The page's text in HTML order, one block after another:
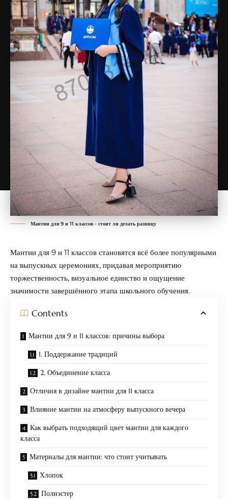
Мантии для 9 и 11 классов - стоит ли делать разницу
Мантии для 9 и 11 классов становятся всё более популярными
на выпускных церемониях, придавая мероприятию
торжественность, визуальное единство и ощущение
значимости завершённого этапа школьного обучения.
Contents
Мантии для 9 и 11 классов: причины выбора
1. Поддержание традиций
2. Объединение класса
Отличия в дизайне мантии для 11 класса
Влияние мантии на атмосферу выпускного вечера
Как выбрать подходящий цвет мантии для каждого
класса
Материалы для мантии: что стоит учитывать
Хлопок
Полиэстер